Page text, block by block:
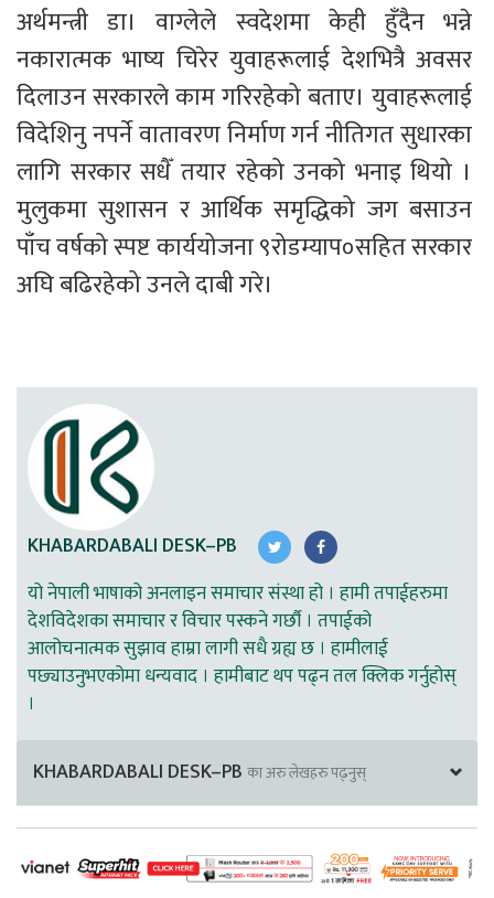
अर्थमन्त्री डा। वाग्लेले स्वदेशमा केही हुँदैन भन्ने
नकारात्मक भाष्य चिरेर युवाहरूलाई देशभित्रै अवसर
दिलाउन सरकारले काम गरिरहेको बताए। युवाहरूलाई
विदेशिनु नपर्ने वातावरण निर्माण गर्न नीतिगत सुधारका
लागि सरकार सधैँ तयार रहेको उनको भनाइ थियो ।
मुलुकमा सुशासन र आर्थिक समृद्धिको जग बसाउन
पाँच वर्षको स्पष्ट कार्ययोजना ९रोडम्याप०सहित सरकार
अघि बढिरहेको उनले दाबी गरे।
KHABARDABALI DESK–PB
यो नेपाली भाषाको अनलाइन समाचार संस्था हो । हामी तपाईहरुमा
देशविदेशका समाचार र विचार पस्कने गर्छौ । तपाईको
आलोचनात्मक सुझाव हाम्रा लागी सधै ग्रह्य छ । हामीलाई
पछ्याउनुभएकोमा धन्यवाद । हामीबाट थप पढ्न तल क्लिक गर्नुहोस्
।
KHABARDABALI DESK–PB का अरु लेखहरु पढ्नुस्